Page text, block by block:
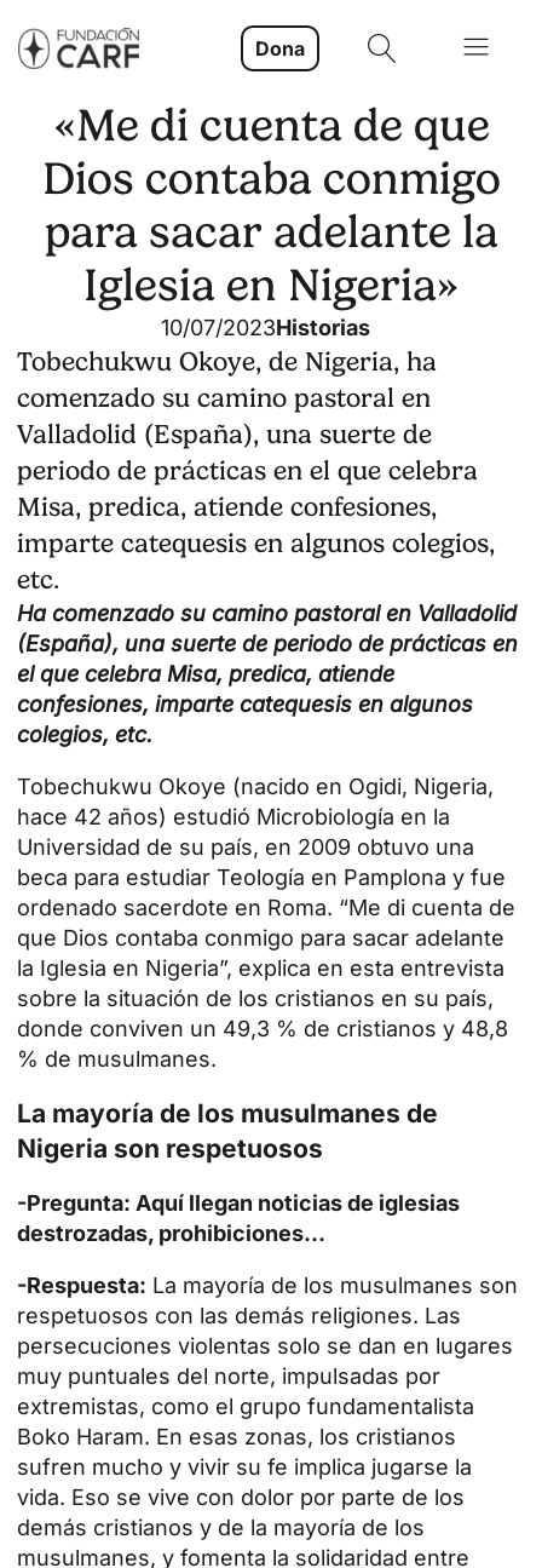
Dona
«Me di cuenta de que
Dios contaba conmigo
para sacar adelante la
Iglesia en Nigeria»
10/07/2023Historias
Tobechukwu Okoye, de Nigeria, ha
comenzado su camino pastoral en
Valladolid (España), una suerte de
periodo de prácticas en el que celebra
Misa, predica, atiende confesiones,
imparte catequesis en algunos colegios,
etc.
Ha comenzado su camino pastoral en Valladolid
(España), una suerte de periodo de prácticas en
el que celebra Misa, predica, atiende
confesiones, imparte catequesis en algunos
colegios, etc.
Tobechukwu Okoye (nacido en Ogidi, Nigeria,
hace 42 años) estudió Microbiología en la
Universidad de su país, en 2009 obtuvo una
beca para estudiar Teología en Pamplona y fue
ordenado sacerdote en Roma. “Me di cuenta de
que Dios contaba conmigo para sacar adelante
la Iglesia en Nigeria”, explica en esta entrevista
sobre la situación de los cristianos en su país,
donde conviven un 49,3 % de cristianos y 48,8
% de musulmanes.
La mayoría de los musulmanes de
Nigeria son respetuosos
-Pregunta: Aquí llegan noticias de iglesias
destrozadas, prohibiciones...
-Respuesta: La mayoría de los musulmanes son
respetuosos con las demás religiones. Las
persecuciones violentas solo se dan en lugares
muy puntuales del norte, impulsadas por
extremistas, como el grupo fundamentalista
Boko Haram. En esas zonas, los cristianos
sufren mucho y vivir su fe implica jugarse la
vida. Eso se vive con dolor por parte de los
demás cristianos y de la mayoría de los
musulmanes, y fomenta la solidaridad entre